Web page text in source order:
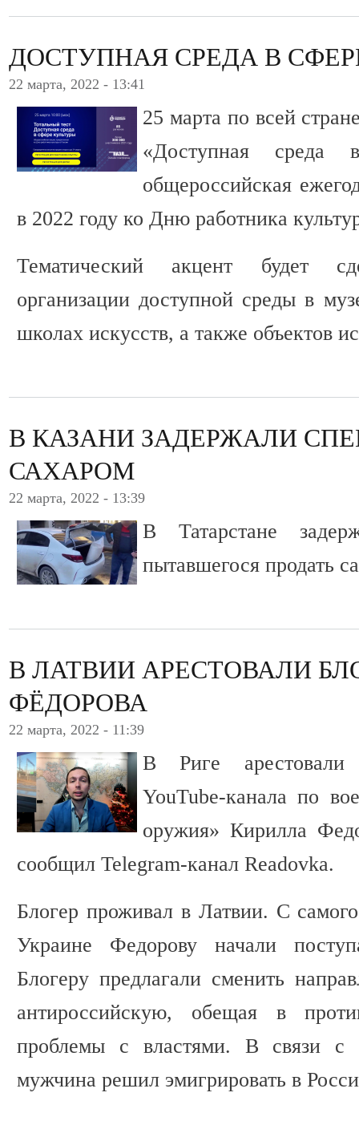
ДОСТУПНАЯ СРЕДА В
22 марта, 2022 - 13:41
25 марта по всей
«Доступная
общероссийская
в 2022 году ко Дню работника
Тематический акцент будет
организации доступной среды в
школах искусств, а также объектов
В КАЗАНИ ЗАДЕРЖАЛИ
САХАРОМ
22 марта, 2022 - 13:39
В Татарстане
пытавшегося продать
В ЛАТВИИ АРЕСТОВАЛИ
ФЁДОРОВА
22 марта, 2022 - 11:39
В Риге арестовали
YouTube-канала по
оружия» Кирилла
сообщил Telegram-канал Readovka.
Блогер проживал в Латвии. С
Украине Федорову начали
Блогеру предлагали сменить
антироссийскую, обещая в
проблемы с властями. В связи с
мужчина решил эмигрировать в